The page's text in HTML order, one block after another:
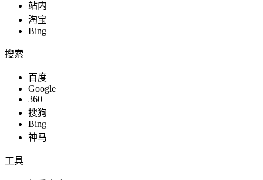
站内
淘宝
Bing
搜索
百度
Google
360
搜狗
Bing
神马
工具